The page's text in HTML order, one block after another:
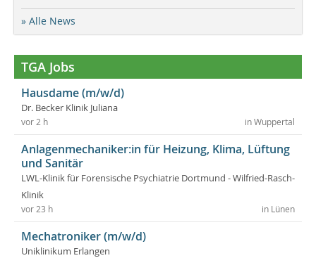
» Alle News
TGA Jobs
Hausdame (m/w/d)
Dr. Becker Klinik Juliana
in Wuppertal
vor 2 h
Anlagenmechaniker:in für Heizung, Klima, Lüftung
und Sanitär
LWL-Klinik für Forensische Psychiatrie Dortmund - Wilfried-Rasch-
Klinik
in Lünen
vor 23 h
Mechatroniker (m/w/d)
Uniklinikum Erlangen